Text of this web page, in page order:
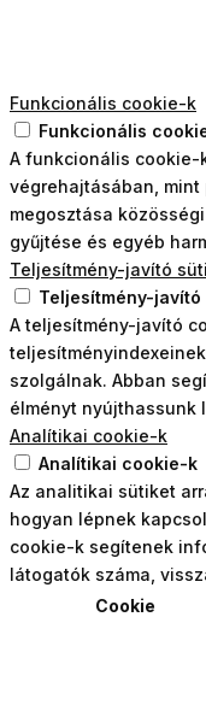
Funkcionális cookie-k
Funkcionális
A funkcionális
végrehajtásában,
megosztása
gyűjtése és egyéb
Teljesítmény-javító
Teljesítmény-javító
A teljesítmény-javító
szolgálnak. Abban
élményt nyújthassunk
Analítikai cookie-k
Analítikai cookie-k
Az analitikai sütiket
hogyan lépnek
cookie-k segítenek
látogatók száma,
Cookie